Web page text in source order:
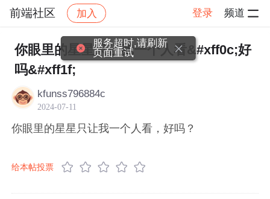
前端社区 加入 登录 频道
社区 前端社区 感慨 帖子详情
你眼里的星星只让我一个人看&#xff0c;好
吗&#xff1f;
kfunss796884c
2024-07-11
你眼里的星星只让我一个人看，好吗？
给本帖投票
服务超时,请刷新
页面重试